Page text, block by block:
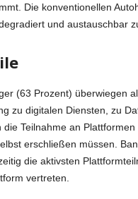
Die konventionellen
und austauschbar
(63 Prozent) überwiegen
zu digitalen Diensten, zu
Teilnahme an
erschließen müssen.
die aktivsten
vertreten.